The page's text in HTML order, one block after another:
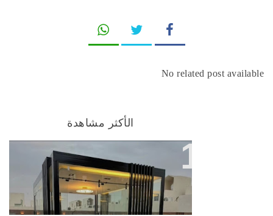
No related post available
الأكثر مشاهدة